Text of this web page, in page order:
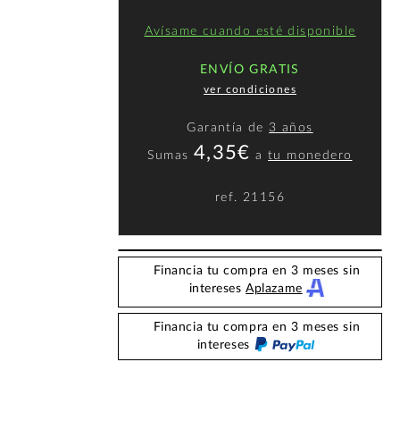
Avísame cuando esté disponible
ENVÍO GRATIS
ver condiciones
Garantía de 3 años
Sumas 4,35€ atu monedero
ref. 21156
Financia tu compra en 3 meses sin
interesesAplazame
Financia tu compra en 3 meses sin
intereses